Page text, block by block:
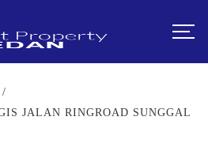
/
JALAN RINGROAD SUNGGAL